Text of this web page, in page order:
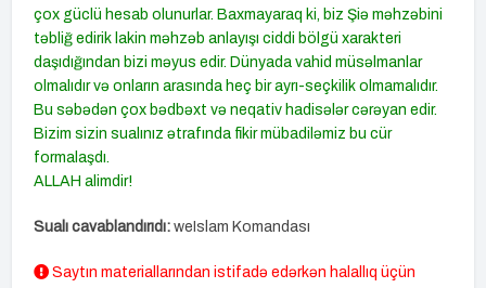
çox güclü hesab olunurlar. Baxmayaraq ki, biz Şiə məhzəbini
təbliğ edirik lakin məhzəb anlayışı ciddi bölgü xarakteri
daşıdığından bizi məyus edir. Dünyada vahid müsəlmanlar
olmalıdır və onların arasında heç bir ayrı-seçkilik olmamalıdır.
Bu səbədən çox bədbəxt və neqativ hadisələr cərəyan edir.
Bizim sizin sualınız ətrafında fikir mübadiləmiz bu cür
formalaşdı.
ALLAH alimdir!
Sualı cavablandırıdı:weIslam Komandası
Saytın materiallarından istifadə edərkən halallıq üçün